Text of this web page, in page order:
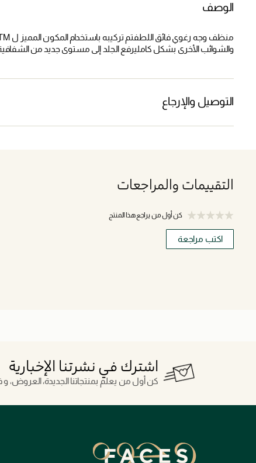
الوصف
والشوائب الأخرى بشكل كامليرفع الجلد إلى مستوى جديد من الشفافية
التوصيل والإرجاع
التقييمات والمراجعات
كن أول من يراجع هذا المنتج
اكتب مراجعة
اشترك في نشرتنا الإخبارية
كن أول من يعلم بمنتجاتنا الجديدة، العروض، و